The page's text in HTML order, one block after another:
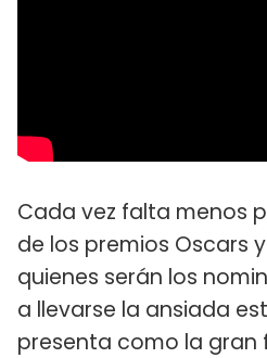
Cada vez falta menos
de los premios Oscars
quienes serán los
a llevarse la ansiada
presenta como la gran